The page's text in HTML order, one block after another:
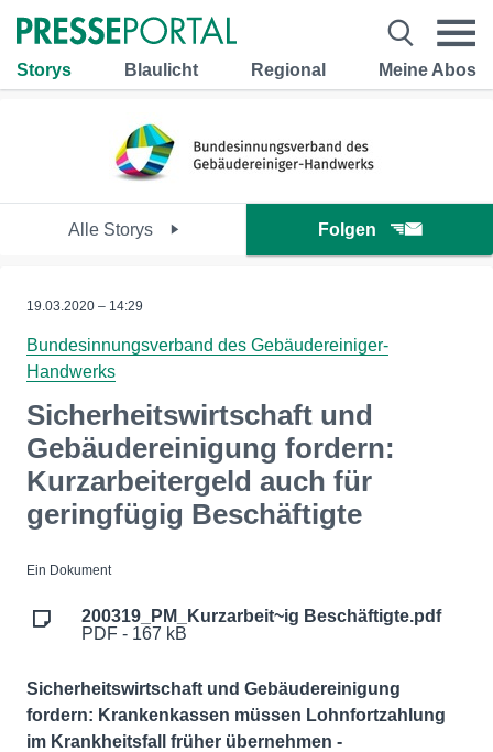
Storys Blaulicht Regional Meine Abos
Alle Storys Folgen
19.03.2020 – 14:29
Bundesinnungsverband des Gebäudereiniger-
Handwerks
Sicherheitswirtschaft und
Gebäudereinigung fordern:
Kurzarbeitergeld auch für
geringfügig Beschäftigte
Ein Dokument
200319_PM_Kurzarbeit~ig Beschäftigte.pdf
PDF - 167 kB
Sicherheitswirtschaft und Gebäudereinigung
fordern: Krankenkassen müssen Lohnfortzahlung
im Krankheitsfall früher übernehmen -